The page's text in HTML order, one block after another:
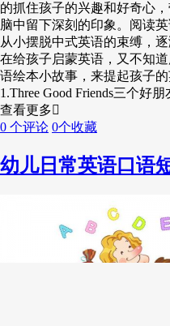
的抓住孩子的兴趣和好奇心
脑中留下深刻的印象。阅读
从小摆脱中式英语的束缚，
在给孩子启蒙英语，又不知
语绘本小故事，来提起孩子
1.Three Good Friends三个好朋
查看更多
0 个评论 0个收藏
幼儿日常英语口语